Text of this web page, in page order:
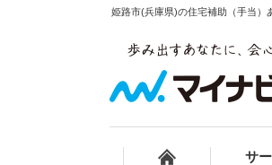
姫路市(兵庫県)の住宅補助（手当）
サ